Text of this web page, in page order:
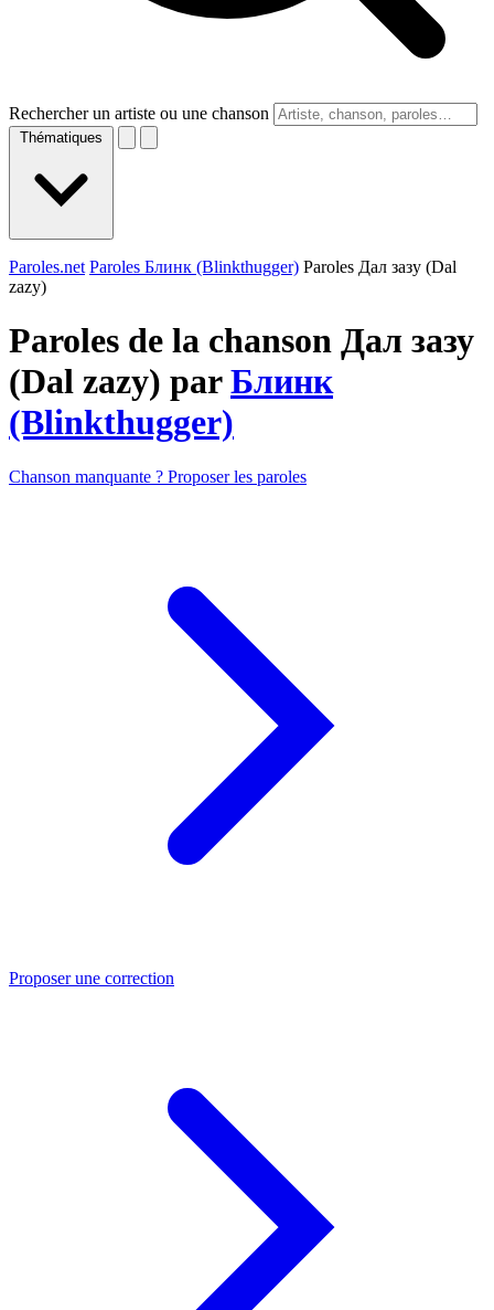
Rechercher un artiste ou une chanson
Thématiques
Paroles.net Paroles Блинк (Blinkthugger) Paroles Дал зазу (Dal
zazy)
Paroles de la chanson Дал зазу
(Dal zazy) parБлинк
(Blinkthugger)
Chanson manquante ? Proposer les paroles
Proposer une correction